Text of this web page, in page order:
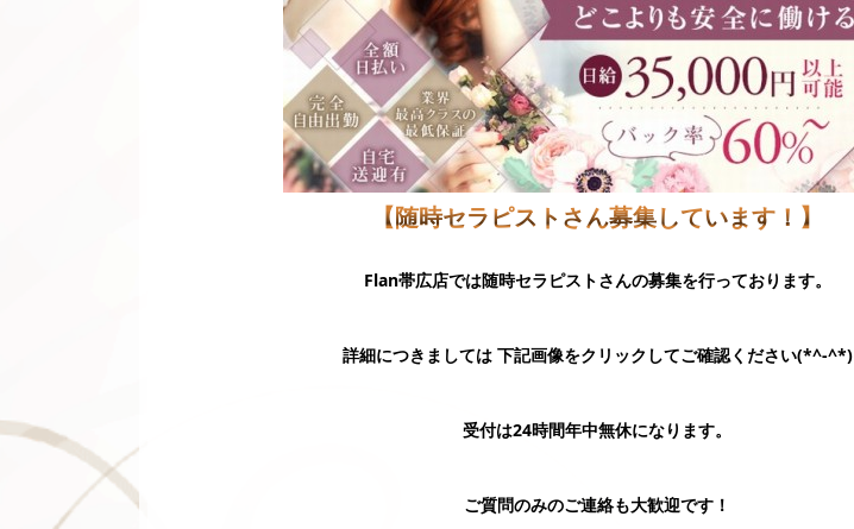
【随時セラピストさん募集しています！】
Flan帯広店では随時セラピストさんの募集を行っております。
詳細につきましては 下記画像をクリックしてご確認ください(*^-^*)
受付は24時間年中無休になります。
ご質問のみのご連絡も大歓迎です！